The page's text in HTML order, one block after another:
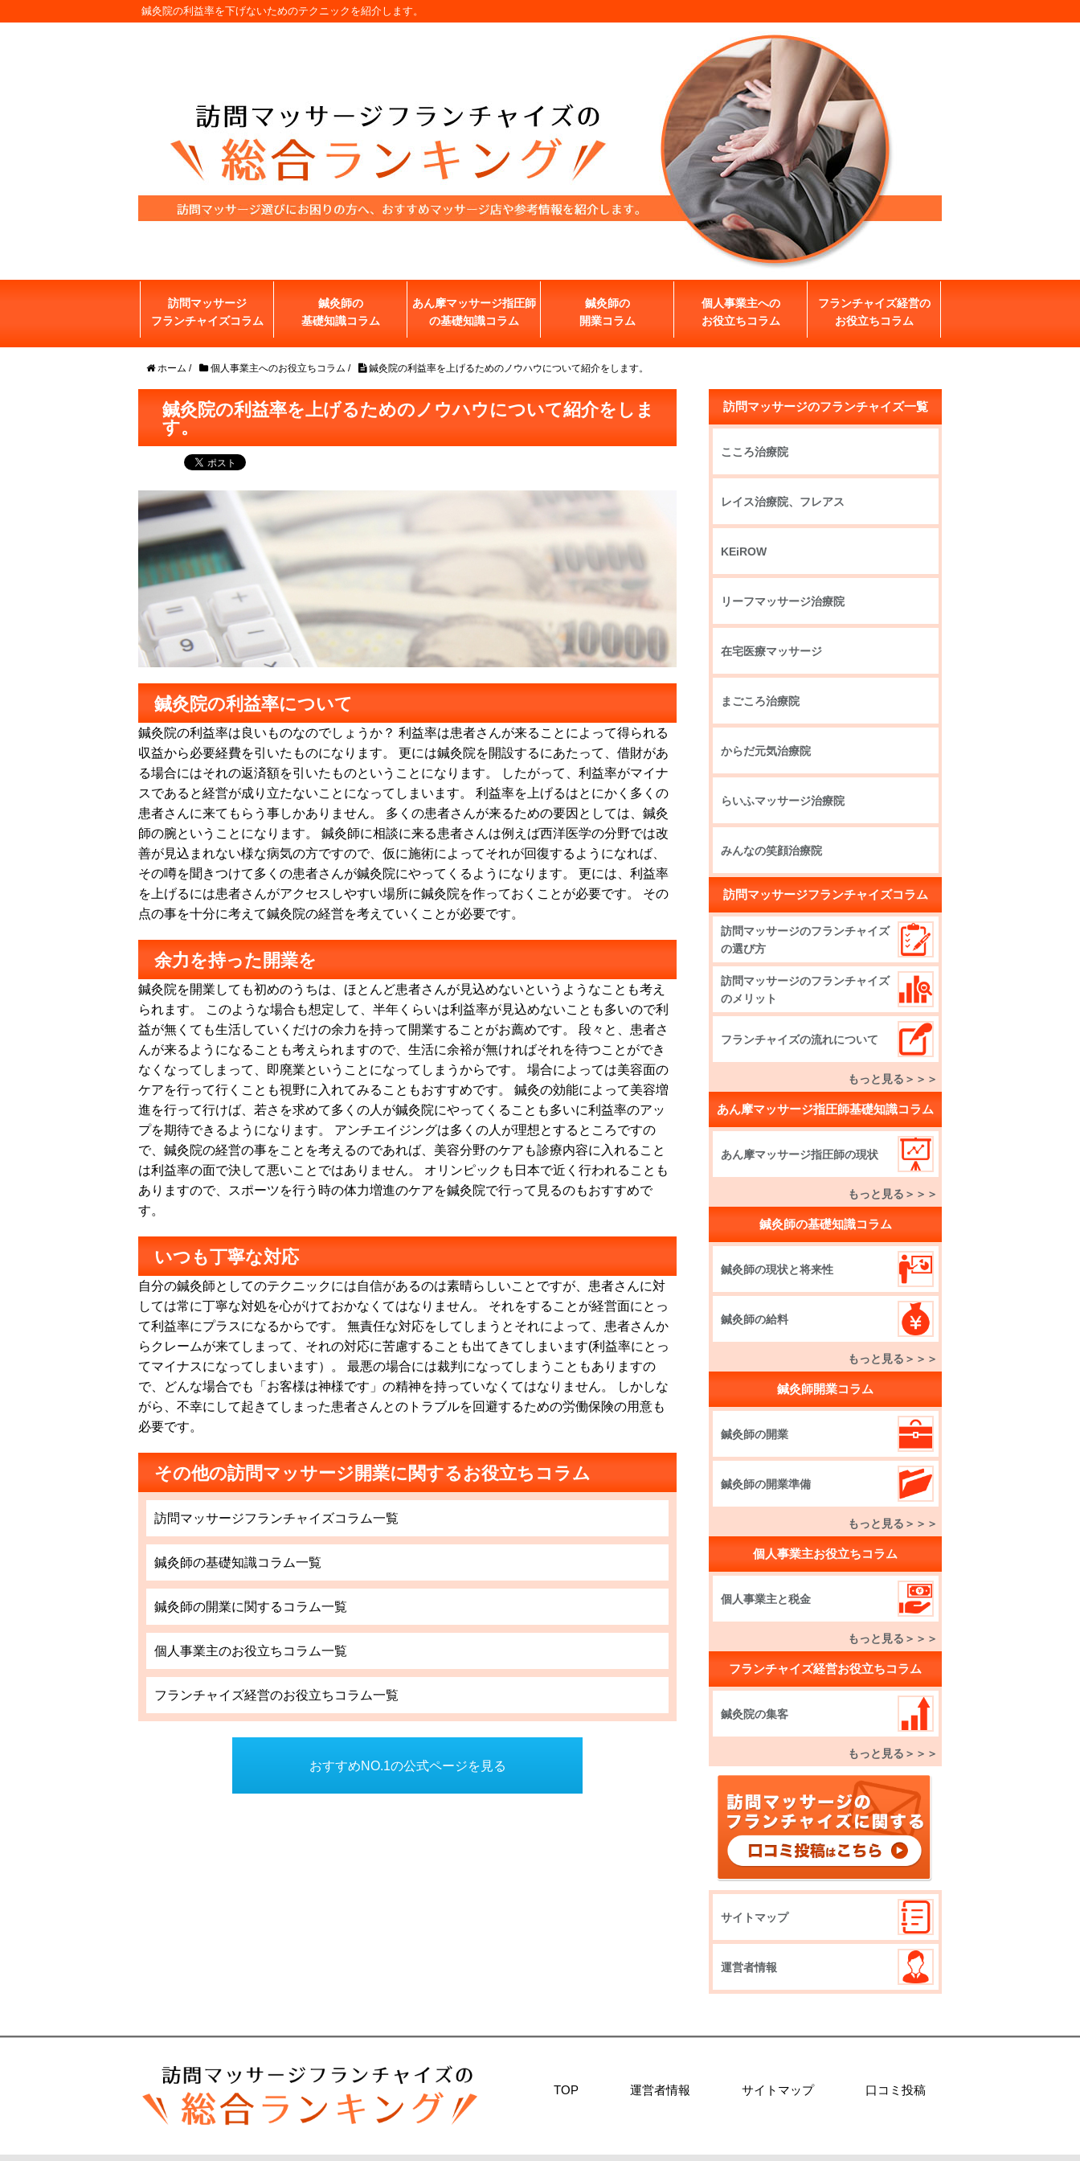
鍼灸院の利益率を下げないためのテクニックを紹介します。
訪問マッサージ
フランチャイズコラム
鍼灸師の
基礎知識コラム
あん摩マッサージ指圧師
の基礎知識コラム
鍼灸師の
開業コラム
個人事業主への
お役立ちコラム
フランチャイズ経営の
お役立ちコラム
ホーム / 個人事業主へのお役立ちコラム / 鍼灸院の利益率を上げるためのノウハウについて紹介をします。
鍼灸院の利益率を上げるためのノウハウについて紹介をしま
す。
鍼灸院の利益率について
鍼灸院の利益率は良いものなのでしょうか？ 利益率は患者さんが来ることによって得られる
収益から必要経費を引いたものになります。 更には鍼灸院を開設するにあたって、借財があ
る場合にはそれの返済額を引いたものということになります。 したがって、利益率がマイナ
スであると経営が成り立たないことになってしまいます。 利益率を上げるはとにかく多くの
患者さんに来てもらう事しかありません。 多くの患者さんが来るための要因としては、鍼灸
師の腕ということになります。 鍼灸師に相談に来る患者さんは例えば西洋医学の分野では改
善が見込まれない様な病気の方ですので、仮に施術によってそれが回復するようになれば、
その噂を聞きつけて多くの患者さんが鍼灸院にやってくるようになります。 更には、利益率
を上げるには患者さんがアクセスしやすい場所に鍼灸院を作っておくことが必要です。 その
点の事を十分に考えて鍼灸院の経営を考えていくことが必要です。
余力を持った開業を
鍼灸院を開業しても初めのうちは、ほとんど患者さんが見込めないというようなことも考え
られます。 このような場合も想定して、半年くらいは利益率が見込めないことも多いので利
益が無くても生活していくだけの余力を持って開業することがお薦めです。 段々と、患者さ
んが来るようになることも考えられますので、生活に余裕が無ければそれを待つことができ
なくなってしまって、即廃業ということになってしまうからです。 場合によっては美容面の
ケアを行って行くことも視野に入れてみることもおすすめです。 鍼灸の効能によって美容増
進を行って行けば、若さを求めて多くの人が鍼灸院にやってくることも多いに利益率のアッ
プを期待できるようになります。 アンチエイジングは多くの人が理想とするところですの
で、鍼灸院の経営の事をことを考えるのであれば、美容分野のケアも診療内容に入れること
は利益率の面で決して悪いことではありません。 オリンピックも日本で近く行われることも
ありますので、スポーツを行う時の体力増進のケアを鍼灸院で行って見るのもおすすめで
す。
いつも丁寧な対応
自分の鍼灸師としてのテクニックには自信があるのは素晴らしいことですが、患者さんに対
しては常に丁寧な対処を心がけておかなくてはなりません。 それをすることが経営面にとっ
て利益率にプラスになるからです。 無責任な対応をしてしまうとそれによって、患者さんか
らクレームが来てしまって、それの対応に苦慮することも出てきてしまいます(利益率にとっ
てマイナスになってしまいます）。 最悪の場合には裁判になってしまうこともありますの
で、どんな場合でも「お客様は神様です」の精神を持っていなくてはなりません。 しかしな
がら、不幸にして起きてしまった患者さんとのトラブルを回避するための労働保険の用意も
必要です。
その他の訪問マッサージ開業に関するお役立ちコラム
訪問マッサージフランチャイズコラム一覧
鍼灸師の基礎知識コラム一覧
鍼灸師の開業に関するコラム一覧
個人事業主のお役立ちコラム一覧
フランチャイズ経営のお役立ちコラム一覧
おすすめNO.1の公式ページを見る
訪問マッサージのフランチャイズ一覧
こころ治療院
レイス治療院、フレアス
KEiROW
リーフマッサージ治療院
在宅医療マッサージ
まごころ治療院
からだ元気治療院
らいふマッサージ治療院
みんなの笑顔治療院
訪問マッサージフランチャイズコラム
訪問マッサージのフランチャイズ
の選び方
訪問マッサージのフランチャイズ
のメリット
フランチャイズの流れについて
もっと見る＞＞＞
あん摩マッサージ指圧師基礎知識コラム
あん摩マッサージ指圧師の現状
もっと見る＞＞＞
鍼灸師の基礎知識コラム
鍼灸師の現状と将来性
鍼灸師の給料
もっと見る＞＞＞
鍼灸師開業コラム
鍼灸師の開業
鍼灸師の開業準備
もっと見る＞＞＞
個人事業主お役立ちコラム
個人事業主と税金
もっと見る＞＞＞
フランチャイズ経営お役立ちコラム
鍼灸院の集客
もっと見る＞＞＞
サイトマップ
運営者情報
TOP 運営者情報 サイトマップ 口コミ投稿